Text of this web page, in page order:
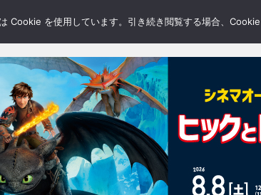
BLOGS FEATURE
Cookie を使用しています。引き続き閲覧する場合、Cookie